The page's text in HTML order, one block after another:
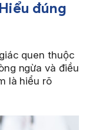
đúng
quen thuộc
ngừa và điều
là hiểu rõ